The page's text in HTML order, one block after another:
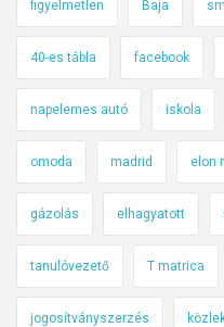
figyelmetlen Baja
40-es tábla facebook
napelemes autó iskola
omoda madrid elon
gázolás elhagyatott
tanulóvezető T matrica
jogosítványszerzés